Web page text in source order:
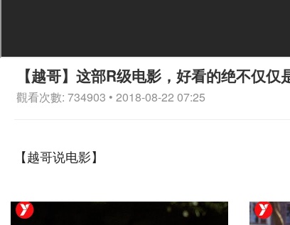
【越哥】这部R级电影，好看的绝不仅仅
觀看次數: 734903 • 2018-08-22 07:25
【越哥说电影】